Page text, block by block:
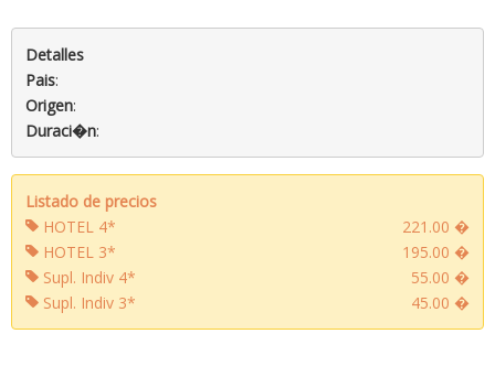
Detalles
Pais:
Origen:
Duraci�n:
Listado de precios
HOTEL 4*
221.00 �
HOTEL 3*
195.00 �
Supl. Indiv 4*
55.00 �
Supl. Indiv 3*
45.00 �